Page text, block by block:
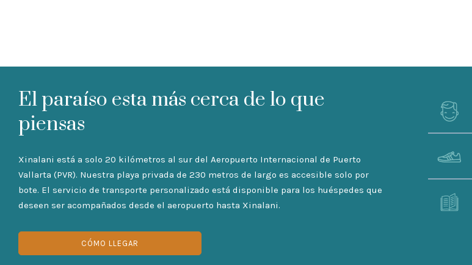
El paraíso esta más cerca de lo que
piensas
Xinalani está a solo 20 kilómetros al sur del Aeropuerto Internacional de Puerto
Vallarta (PVR). Nuestra playa privada de 230 metros de largo es accesible solo por
bote. El servicio de transporte personalizado está disponible para los huéspedes que
deseen ser acompañados desde el aeropuerto hasta Xinalani.
CÓMO LLEGAR